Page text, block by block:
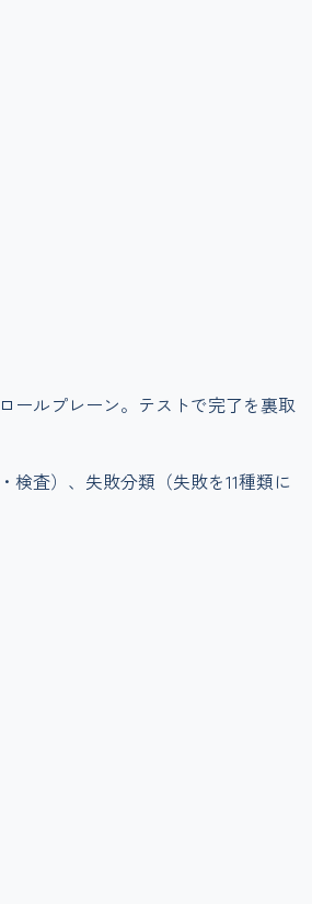
ールプレーン。テストで完了を裏取
査）、失敗分類（失敗を11種類に